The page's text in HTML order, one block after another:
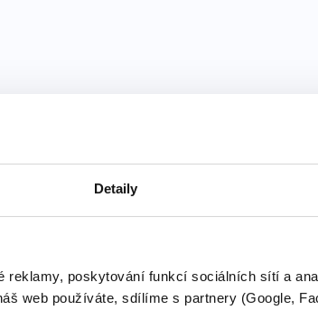
Detaily
reklamy, poskytování funkcí sociálních sítí a
web používáte, sdílíme s partnery (Google,